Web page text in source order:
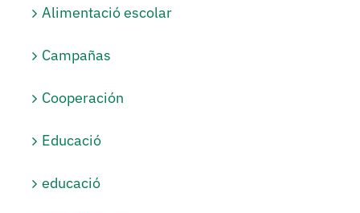
Alimentació escolar
Campañas
Cooperación
Educació
educació